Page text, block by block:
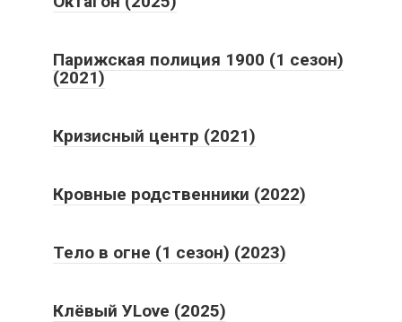
Парижская полиция 1900 (1 сезон)
(2021)
Кризисный центр (2021)
Кровные родственники (2022)
Тело в огне (1 сезон) (2023)
Клёвый УLove (2025)